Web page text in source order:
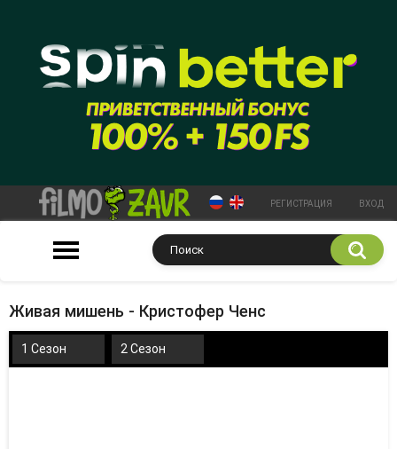
РЕГИСТРАЦИЯ ВХОД
Живая мишень - Кристофер Ченс
1 Сезон 2 Сезон